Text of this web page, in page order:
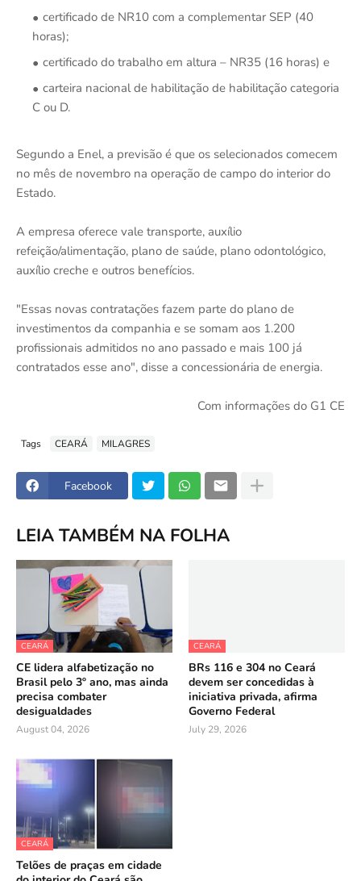
certificado de NR10 com a complementar SEP (40
horas);
certificado do trabalho em altura – NR35 (16 horas) e
carteira nacional de habilitação de habilitação categoria
C ou D.
Segundo a Enel, a previsão é que os selecionados comecem
no mês de novembro na operação de campo do interior do
Estado.
A empresa oferece vale transporte, auxílio
refeição/alimentação, plano de saúde, plano odontológico,
auxílio creche e outros benefícios.
"Essas novas contratações fazem parte do plano de
investimentos da companhia e se somam aos 1.200
profissionais admitidos no ano passado e mais 100 já
contratados esse ano", disse a concessionária de energia.
Com informações do G1 CE
Tags CEARÁ MILAGRES
Facebook
LEIA TAMBÉM NA FOLHA
CEARÁ
CE lidera alfabetização no
Brasil pelo 3º ano, mas ainda
precisa combater
desigualdades
August 04, 2026
CEARÁ
BRs 116 e 304 no Ceará
devem ser concedidas à
iniciativa privada, afirma
Governo Federal
July 29, 2026
CEARÁ
Telões de praças em cidade